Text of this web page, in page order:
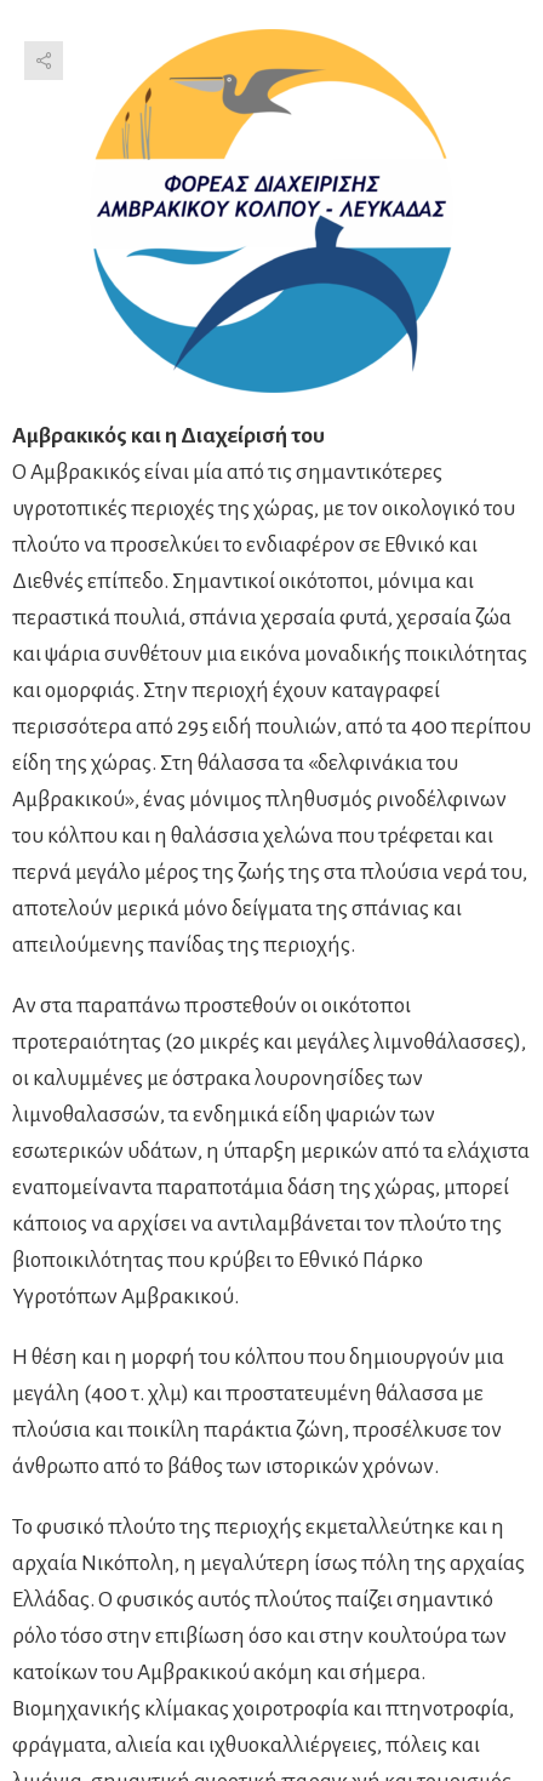
Αμβρακικός και η Διαχείρισή του
Ο Αμβρακικός είναι μία από τις σημαντικότερες
υγροτοπικές περιοχές της χώρας, με τον οικολογικό του
πλούτο να προσελκύει το ενδιαφέρον σε Εθνικό και
Διεθνές επίπεδο. Σημαντικοί οικότοποι, μόνιμα και
περαστικά πουλιά, σπάνια χερσαία φυτά, χερσαία ζώα
και ψάρια συνθέτουν μια εικόνα μοναδικής ποικιλότητας
και ομορφιάς. Στην περιοχή έχουν καταγραφεί
περισσότερα από 295 ειδή πουλιών, από τα 400 περίπου
είδη της χώρας. Στη θάλασσα τα «δελφινάκια του
Αμβρακικού», ένας μόνιμος πληθυσμός ρινοδέλφινων
του κόλπου και η θαλάσσια χελώνα που τρέφεται και
περνά μεγάλο μέρος της ζωής της στα πλούσια νερά του,
αποτελούν μερικά μόνο δείγματα της σπάνιας και
απειλούμενης πανίδας της περιοχής.
Αν στα παραπάνω προστεθούν οι οικότοποι
προτεραιότητας (20 μικρές και μεγάλες λιμνοθάλασσες),
οι καλυμμένες με όστρακα λουρονησίδες των
λιμνοθαλασσών, τα ενδημικά είδη ψαριών των
εσωτερικών υδάτων, η ύπαρξη μερικών από τα ελάχιστα
εναπομείναντα παραποτάμια δάση της χώρας, μπορεί
κάποιος να αρχίσει να αντιλαμβάνεται τον πλούτο της
βιοποικιλότητας που κρύβει το Εθνικό Πάρκο
Υγροτόπων Αμβρακικού.
Η θέση και η μορφή του κόλπου που δημιουργούν μια
μεγάλη (400 τ. χλμ) και προστατευμένη θάλασσα με
πλούσια και ποικίλη παράκτια ζώνη, προσέλκυσε τον
άνθρωπο από το βάθος των ιστορικών χρόνων.
Το φυσικό πλούτο της περιοχής εκμεταλλεύτηκε και η
αρχαία Νικόπολη, η μεγαλύτερη ίσως πόλη της αρχαίας
Ελλάδας. Ο φυσικός αυτός πλούτος παίζει σημαντικό
ρόλο τόσο στην επιβίωση όσο και στην κουλτούρα των
κατοίκων του Αμβρακικού ακόμη και σήμερα.
Βιομηχανικής κλίμακας χοιροτροφία και πτηνοτροφία,
φράγματα, αλιεία και ιχθυοκαλλιέργειες, πόλεις και